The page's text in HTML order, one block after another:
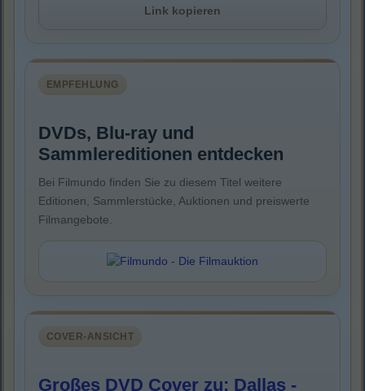
Link kopieren
EMPFEHLUNG
DVDs, Blu-ray und
Sammlereditionen entdecken
Bei Filmundo finden Sie zu diesem Titel weitere
Editionen, Sammlerstücke, Auktionen und preiswerte
Filmangebote.
COVER-ANSICHT
Großes DVD Cover zu: Dallas -